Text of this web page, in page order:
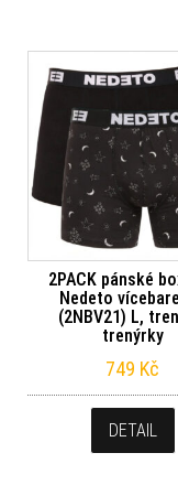
2PACK pánské
Nedeto
(2NBV21) L,
trenýrky
749 Kč
DETAIL